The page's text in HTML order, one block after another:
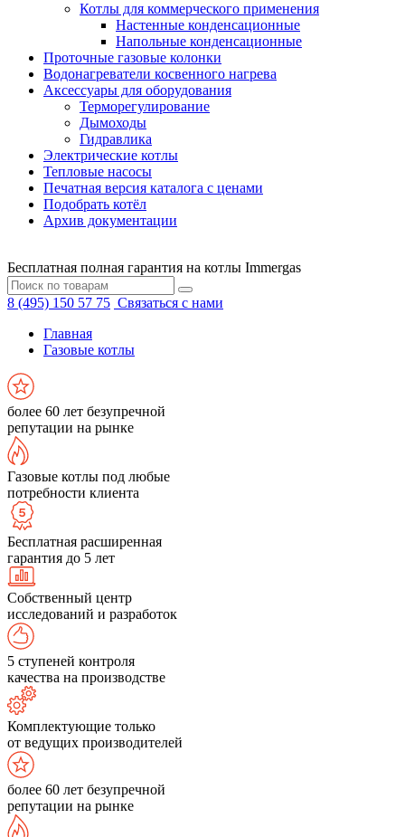
Котлы для коммерческого применения
Настенные конденсационные
Напольные конденсационные
Проточные газовые колонки
Водонагреватели косвенного нагрева
Аксессуары для оборудования
Терморегулирование
Дымоходы
Гидравлика
Электрические котлы
Тепловые насосы
Печатная версия каталога с ценами
Подобрать котёл
Архив документации
Бесплатная полная гарантия на котлы Immergas
8 (495) 150 57 75 Связаться с нами
Главная
Газовые котлы
более 60 лет безупречной
репутации на рынке
Газовые котлы под любые
потребности клиента
Бесплатная расширенная
гарантия до 5 лет
Собственный центр
исследований и разработок
5 ступеней контроля
качества на производстве
Комплектующие только
от ведущих производителей
более 60 лет безупречной
репутации на рынке